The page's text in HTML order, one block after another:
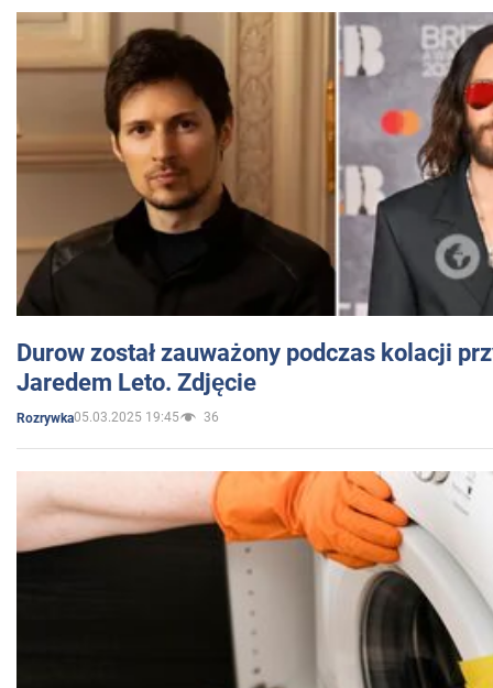
Durow został zauważony podczas kolacji
Jaredem Leto. Zdjęcie
Rozrywka05.03.2025 19:45 36